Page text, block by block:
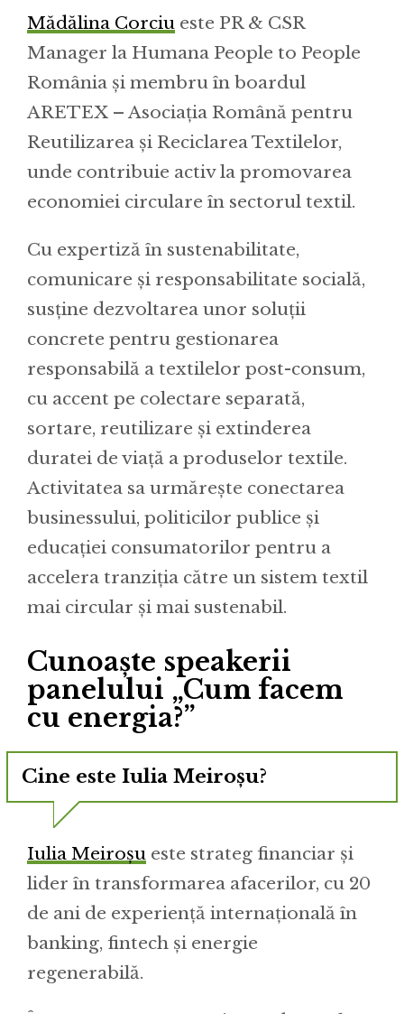
Mădălina Corciu este PR & CSR
Manager la Humana People to People
România și membru în boardul
ARETEX – Asociația Română pentru
Reutilizarea și Reciclarea Textilelor,
unde contribuie activ la promovarea
economiei circulare în sectorul textil.
Cu expertiză în sustenabilitate,
comunicare și responsabilitate socială,
susține dezvoltarea unor soluții
concrete pentru gestionarea
responsabilă a textilelor post-consum,
cu accent pe colectare separată,
sortare, reutilizare și extinderea
duratei de viață a produselor textile.
Activitatea sa urmărește conectarea
businessului, politicilor publice și
educației consumatorilor pentru a
accelera tranziția către un sistem textil
mai circular și mai sustenabil.
Cunoaște speakerii
panelului „Cum facem
cu energia?”
Cine este Iulia Meiroșu?
Iulia Meiroșu este strateg financiar și
lider în transformarea afacerilor, cu 20
de ani de experiență internațională în
banking, fintech și energie
regenerabilă.